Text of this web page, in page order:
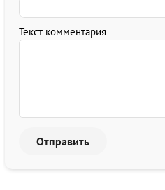
Текст комментария